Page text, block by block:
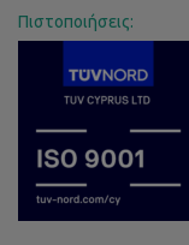
Πιστοποιήσεις: